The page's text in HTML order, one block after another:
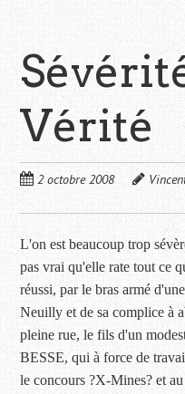
Vérité
2 octobre 2008
L'on est beaucoup trop
pas vrai qu'elle rate tout ce
réussi, par le bras armé
Neuilly et de sa complice à
pleine rue, le fils d'un
BESSE, qui à force de
le concours ?X-Mines? et